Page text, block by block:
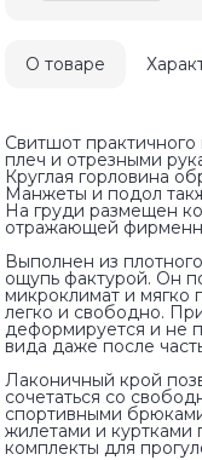
О товаре
Свитшот
плеч и отрезными
Круглая горловина
Манжеты и подол
На груди размещен
отражающей
Выполнен из
ощупь фактурой. Он
микроклимат и мягко
легко и свободно.
деформируется и не
вида даже после
Лаконичный крой
сочетаться со
спортивными
жилетами и куртками
комплекты для